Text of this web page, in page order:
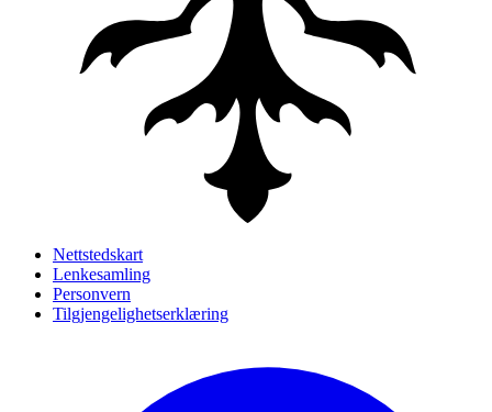
Nettstedskart
Lenkesamling
Personvern
Tilgjengelighetserklæring